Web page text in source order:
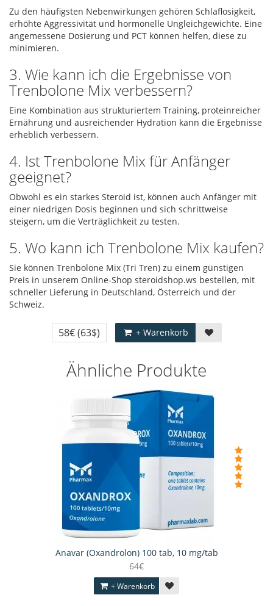
Zu den häufigsten Nebenwirkungen gehören Schlaflosigkeit,
erhöhte Aggressivität und hormonelle Ungleichgewichte. Eine
angemessene Dosierung und PCT können helfen, diese zu
minimieren.
3. Wie kann ich die Ergebnisse von
Trenbolone Mix verbessern?
Eine Kombination aus strukturiertem Training, proteinreicher
Ernährung und ausreichender Hydration kann die Ergebnisse
erheblich verbessern.
4. Ist Trenbolone Mix für Anfänger
geeignet?
Obwohl es ein starkes Steroid ist, können auch Anfänger mit
einer niedrigen Dosis beginnen und sich schrittweise
steigern, um die Verträglichkeit zu testen.
5. Wo kann ich Trenbolone Mix kaufen?
Sie können Trenbolone Mix (Tri Tren) zu einem günstigen
Preis in unserem Online-Shop steroidshop.ws bestellen, mit
schneller Lieferung in Deutschland, Österreich und der
Schweiz.
58€(63$) + Warenkorb
Ähnliche Produkte
Anavar (Oxandrolon) 100 tab, 10 mg/tab
64€
+ Warenkorb